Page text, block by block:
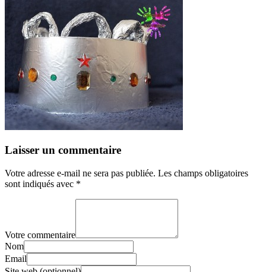
Laisser un commentaire
Votre adresse e-mail ne sera pas publiée. Les champs obligatoires
sont indiqués avec *
Votre commentaire
Nom
Email